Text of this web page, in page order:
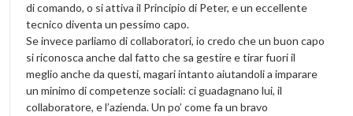
di comando, o si attiva il Principio di Peter, e un eccellente
tecnico diventa un pessimo capo.
Se invece parliamo di collaboratori, io credo che un buon capo
si riconosca anche dal fatto che sa gestire e tirar fuori il
meglio anche da questi, magari intanto aiutandoli a imparare
un minimo di competenze sociali: ci guadagnano lui, il
collaboratore, e l’azienda. Un po’ come fa un bravo